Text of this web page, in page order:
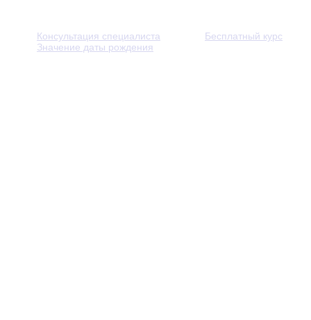
Консультация специалиста
Бесплатный курс
Значение даты рождения